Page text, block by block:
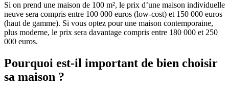
Si on prend une maison de 100 m², le prix d’une maison individuelle
neuve sera compris entre 100 000 euros (low-cost) et 150 000 euros
(haut de gamme). Si vous optez pour une maison contemporaine,
plus moderne, le prix sera davantage compris entre 180 000 et 250
000 euros.
Pourquoi est-il important de bien choisir
sa maison ?